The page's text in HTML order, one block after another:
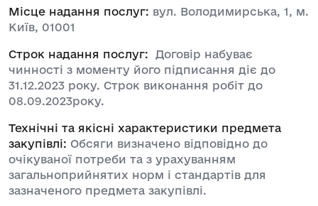
Місце надання послуг: вул. Володимирська, 1, м.
Київ, 01001
Строк надання послуг: Договір набуває
чинності з моменту його підписання діє до
31.12.2023 року. Строк виконання робіт до
08.09.2023року.
Технічні та якісні характеристики предмета
закупівлі: Обсяги визначено відповідно до
очікуваної потреби та з урахуванням
загальноприйнятих норм і стандартів для
зазначеного предмета закупівлі.